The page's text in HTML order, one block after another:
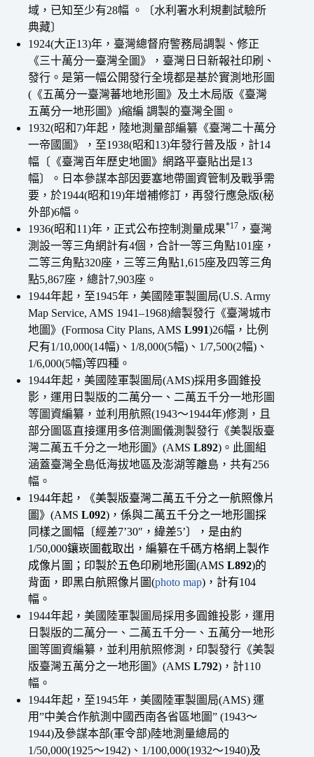
域，已知至少有28幅 。〔水利署水利規劃試驗所
典藏〕
1924(大正13)年，臺灣總督府警務局調製、修正
《三十萬分一臺灣全圖》，臺灣日日新報社印刷、
發行。是第一幅公開發行全境都是基於實測地形圖
(《五萬分一臺灣蕃地地形圖》及土木局版《臺灣
五萬分一地形圖》)縮編 調製的臺灣全圖。
1932(昭和7)年起，陸地測量部編纂《臺灣二十萬分
一帝國圖》，至1938(昭和13)年發行普及版，計14
幅〔《臺灣百年歷史地圖》網路平臺貼出是13
幅〕。日本參謀本部因要塞地帶圖資管制及戰爭需
要，於1944(昭和19)年增補修訂，再發行應急版(秘
外部)6幅。
1936(昭和11)年，正式公布控制測量成果*17 ，臺灣
測設一等三角網計有4個，合計一等三角點101座，
二等三角點320座，三等三角點1,615座及四等三角
點5,867座，總計7,903座。
1944年起，至1945年，美國陸軍製圖局(U.S. Army
Map Service, AMS 1941–1968)繪製發行《臺灣城市
地圖》(Formosa City Plans, AMS L991)26幅，比例
尺有1/10,000(14幅)、1/8,000(5幅)、1/7,500(2幅)、
1/6,000(5幅)等四種。
1944年起，美國陸軍製圖局(AMS)採用多圓錐投
影，運用日製版的二萬分一、二萬五千分一地形圖
等圖資編纂，並利用航照(1943〜1944年)修測，且
部分圖區直接運用多倍測圖儀測製發行《美製版臺
灣二萬五千分之一地形圖》(AMS L892)。此圖組
涵蓋臺灣全島低海拔地區及澎湖等離島，共有256
幅。
1944年起，《美製版臺灣二萬五千分之一航照像片
圖》(AMS L092)，係與二萬五千分之一地形圖採
同樣之圖幅〔經差7’30″，緯差5’〕，是由約
1/50,000鑲崁圖截取出，編纂在千碼方格網上製作
成像片圖；印製於五色印刷地形圖(AMS L892)的
背面，即黑白航照像片圖(photo map)，計有104
幅。
1944年起，美國陸軍製圖局採用多圓錐投影，運用
日製版的二萬分一、二萬五千分一、五萬分一地形
圖等圖資編纂，並利用航照修測，印製發行《美製
版臺灣五萬分之一地形圖》(AMS L792)，計110
幅。
1944年起，至1945年，美國陸軍製圖局(AMS) 運
用”中美合作航測中國西南各省區地圖” (1943〜
1944)及參謀本部(軍令部)陸地測量總局的
1/50,000(1925〜1942)、1/100,000(1932〜1940)及